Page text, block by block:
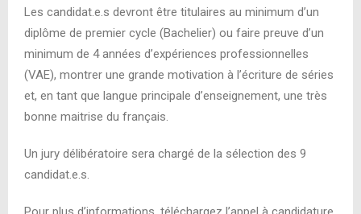
Les candidat.e.s devront être titulaires au minimum d’un
diplôme de premier cycle (Bachelier) ou faire preuve d’un
minimum de 4 années d’expériences professionnelles
(VAE), montrer une grande motivation à l’écriture de séries
et, en tant que langue principale d’enseignement, une très
bonne maitrise du français.
Un jury délibératoire sera chargé de la sélection des 9
candidat.e.s.